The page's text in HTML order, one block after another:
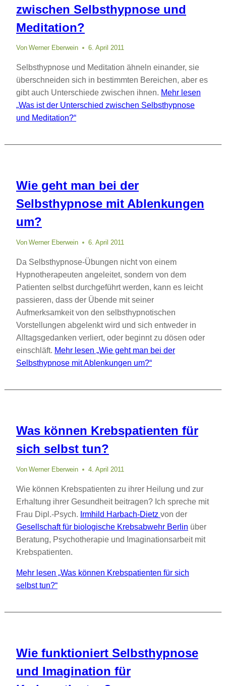
zwischen Selbsthypnose und
Meditation?
Von Werner Eberwein 6. April 2011
Selbsthypnose und Meditation ähneln einander, sie
überschneiden sich in bestimmten Bereichen, aber es
gibt auch Unterschiede zwischen ihnen. Mehr lesen
„Was ist der Unterschied zwischen Selbsthypnose
und Meditation?“
Wie geht man bei der
Selbsthypnose mit Ablenkungen
um?
Von Werner Eberwein 6. April 2011
Da Selbsthypnose-Übungen nicht von einem
Hypnotherapeuten angeleitet, sondern von dem
Patienten selbst durchgeführt werden, kann es leicht
passieren, dass der Übende mit seiner
Aufmerksamkeit von den selbsthypnotischen
Vorstellungen abgelenkt wird und sich entweder in
Alltagsgedanken verliert, oder beginnt zu dösen oder
einschläft. Mehr lesen „Wie geht man bei der
Selbsthypnose mit Ablenkungen um?“
Was können Krebspatienten für
sich selbst tun?
Von Werner Eberwein 4. April 2011
Wie können Krebspatienten zu ihrer Heilung und zur
Erhaltung ihrer Gesundheit beitragen? Ich spreche mit
Frau Dipl.-Psych. Irmhild Harbach-Dietz von der
Gesellschaft für biologische Krebsabwehr Berlin über
Beratung, Psychotherapie und Imaginationsarbeit mit
Krebspatienten.
Mehr lesen „Was können Krebspatienten für sich
selbst tun?“
Wie funktioniert Selbsthypnose
und Imagination für